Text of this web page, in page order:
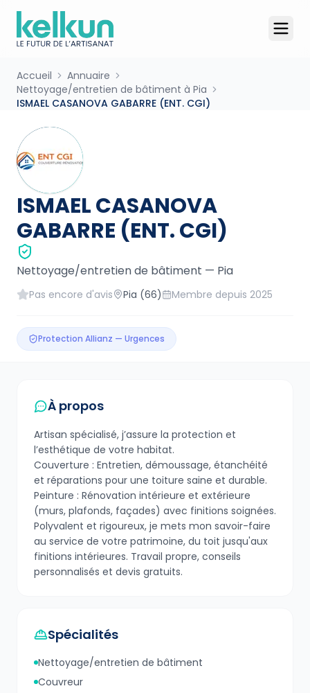
Accueil
Annuaire
Nettoyage/entretien de bâtiment à Pia
ISMAEL CASANOVA GABARRE (ENT. CGI)
ISMAEL CASANOVA
GABARRE (ENT. CGI)
Nettoyage/entretien de bâtiment — Pia
Pas encore d'avis Pia (66) Membre depuis 2025
Protection Allianz — Urgences
À propos
Artisan spécialisé, j’assure la protection et
l’esthétique de votre habitat.
​Couverture : Entretien, démoussage, étanchéité
et réparations pour une toiture saine et durable.
Peinture : Rénovation intérieure et extérieure
(murs, plafonds, façades) avec finitions soignées.
​Polyvalent et rigoureux, je mets mon savoir-faire
au service de votre patrimoine, du toit jusqu'aux
finitions intérieures. Travail propre, conseils
personnalisés et devis gratuits.
Spécialités
Nettoyage/entretien de bâtiment
Couvreur